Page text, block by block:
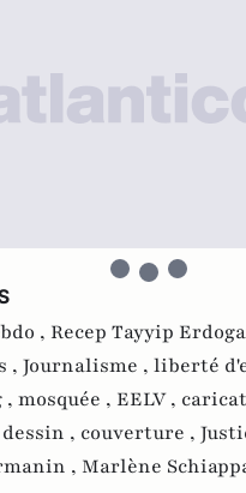
, Recep Tayyip
, Journalisme , liberté
, mosquée , EELV ,
dessin , couverture ,
, Marlène